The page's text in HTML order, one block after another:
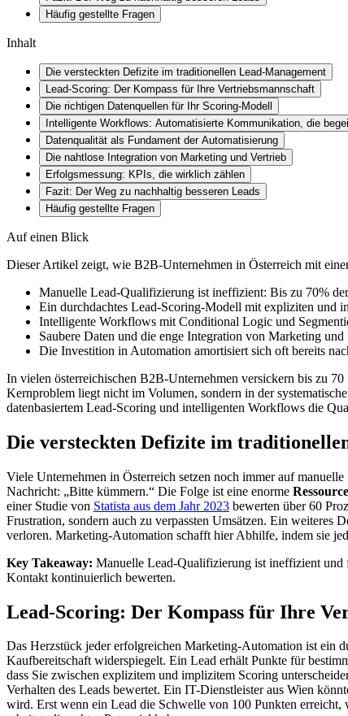
Häufig gestellte Fragen
Inhalt
Die versteckten Defizite im traditionellen Lead-Management
Lead-Scoring: Der Kompass für Ihre Vertriebsmannschaft
Die richtigen Datenquellen für Ihr Scoring-Modell
Intelligente Workflows: Automatisierte Kommunikation, die
Datenqualität als Fundament der Automatisierung
Die nahtlose Integration von Marketing und Vertrieb
Erfolgsmessung: KPIs, die wirklich zählen
Fazit: Der Weg zu nachhaltig besseren Leads
Häufig gestellte Fragen
Auf einen Blick
Dieser Artikel zeigt, wie B2B-Unternehmen in Österreich mit
Manuelle Lead-Qualifizierung ist ineffizient: Bis zu 70%
Ein durchdachtes Lead-Scoring-Modell mit expliziten und
Intelligente Workflows mit Conditional Logic und
Saubere Daten und die enge Integration von Marketing
Die Investition in Automation amortisiert sich oft bereits
In vielen österreichischen B2B-Unternehmen versickern bis zu
Kernproblem liegt nicht im Volumen, sondern in der
datenbasiertem Lead-Scoring und intelligenten Workflows die
Die versteckten Defizite im
Viele Unternehmen in Österreich setzen noch immer auf
Nachricht: „Bitte kümmern.“ Die Folge ist eine enorme
einer Studie von Statista aus dem Jahr 2023 bewerten über 60
Frustration, sondern auch zu verpassten Umsätzen. Ein weiteres
verloren. Marketing-Automation schafft hier Abhilfe, indem sie
Key Takeaway: Manuelle Lead-Qualifizierung ist ineffizient und
Kontakt kontinuierlich bewerten.
Lead-Scoring: Der Kompass für Ihre
Das Herzstück jeder erfolgreichen Marketing-Automation ist ein
Kaufbereitschaft widerspiegelt. Ein Lead erhält Punkte für
dass Sie zwischen explizitem und implizitem Scoring
Verhalten des Leads bewertet. Ein IT-Dienstleister aus Wien
wird. Erst wenn ein Lead die Schwelle von 100 Punkten